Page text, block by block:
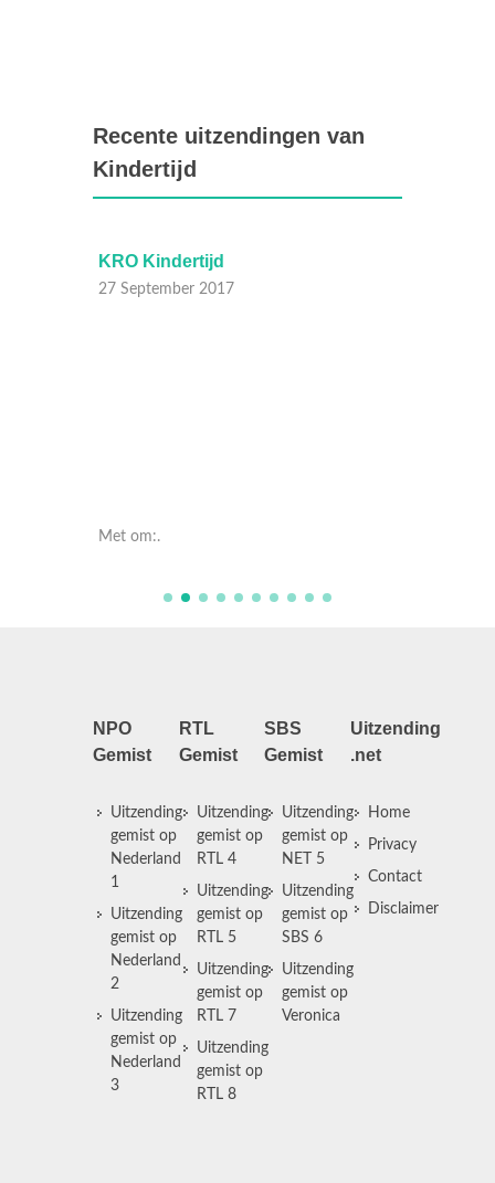
Recente uitzendingen van
Kindertijd
KRO Kindertijd
27 September 2017
NPO
Gemist
Uitzending
gemist op
Nederland
1
Uitzending
gemist op
Nederland
2
Uitzending
gemist op
Nederland
3
RTL
Gemist
Uitzending
gemist op
RTL 4
Uitzending
gemist op
RTL 5
Uitzending
gemist op
RTL 7
Uitzending
gemist op
RTL 8
SBS
Gemist
Uitzending
gemist op
NET 5
Uitzending
gemist op
SBS 6
Uitzending
gemist op
Veronica
Uitzending
.net
Home
Privacy
Contact
Disclaimer